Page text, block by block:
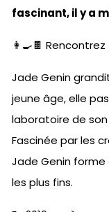
fascinant, il y a
👩‍🍳🍫
Jade Genin
jeune âge, elle
laboratoire de
Fascinée par les
Jade Genin
les plus fins.